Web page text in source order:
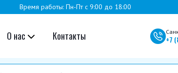
Время работы: Пн-Пт с 9:00 до 18:00
О нас Контакты +7